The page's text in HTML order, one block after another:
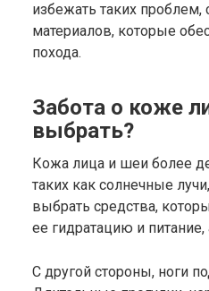
избежать таких проблем,
материалов, которые
похода.
Забота о коже
выбрать?
Кожа лица и шеи более
таких как солнечные
выбрать средства,
ее гидратацию и
С другой стороны, ноги